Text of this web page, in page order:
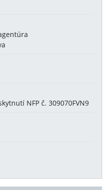
NFP č. 309070FVN9